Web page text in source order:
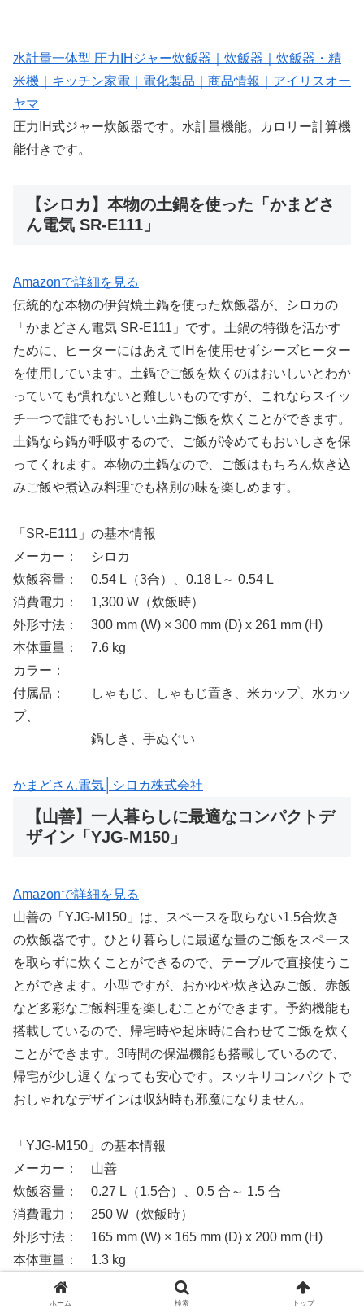
水計量一体型 圧力IHジャー炊飯器｜炊飯器｜炊飯器・精
米機｜キッチン家電｜電化製品｜商品情報｜アイリスオー
ヤマ
圧力IH式ジャー炊飯器です。水計量機能。カロリー計算機
能付きです。
【シロカ】本物の土鍋を使った「かまどさ
ん電気 SR-E111」
Amazonで詳細を見る
伝統的な本物の伊賀焼土鍋を使った炊飯器が、シロカの
「かまどさん電気 SR-E111」です。土鍋の特徴を活かす
ために、ヒーターにはあえてIHを使用せずシーズヒーター
を使用しています。土鍋でご飯を炊くのはおいしいとわか
っていても慣れないと難しいものですが、これならスイッ
チ一つで誰でもおいしい土鍋ご飯を炊くことができます。
土鍋なら鍋が呼吸するので、ご飯が冷めてもおいしさを保
ってくれます。本物の土鍋なので、ご飯はもちろん炊き込
みご飯や煮込み料理でも格別の味を楽しめます。
「SR-E111」の基本情報
メーカー： シロカ
炊飯容量： 0.54 L（3合）、0.18 L～ 0.54 L
消費電力： 1,300 W（炊飯時）
外形寸法： 300 mm (W) × 300 mm (D) x 261 mm (H)
本体重量： 7.6 kg
カラー：
付属品： しゃもじ、しゃもじ置き、米カップ、水カッ
プ、
鍋しき、手ぬぐい
かまどさん電気│シロカ株式会社
【山善】一人暮らしに最適なコンパクトデ
ザイン「YJG-M150」
Amazonで詳細を見る
山善の「YJG-M150」は、スペースを取らない1.5合炊き
の炊飯器です。ひとり暮らしに最適な量のご飯をスペース
を取らずに炊くことができるので、テーブルで直接使うこ
とができます。小型ですが、おかゆや炊き込みご飯、赤飯
など多彩なご飯料理を楽しむことができます。予約機能も
搭載しているので、帰宅時や起床時に合わせてご飯を炊く
ことができます。3時間の保温機能も搭載しているので、
帰宅が少し遅くなっても安心です。スッキリコンパクトで
おしゃれなデザインは収納時も邪魔になりません。
「YJG-M150」の基本情報
メーカー： 山善
炊飯容量： 0.27 L（1.5合）、0.5 合～ 1.5 合
消費電力： 250 W（炊飯時）
外形寸法： 165 mm (W) × 165 mm (D) x 200 mm (H)
本体重量： 1.3 kg
カラー： ブラック、ホワイト
付属品： しゃもじ、計量カップ
ホーム 検索 トップ